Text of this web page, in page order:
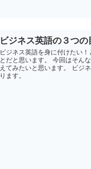
ビジネス英語の３つの
ビジネス英語を身に付けたい
とだと思います。 今回はそん
えてみたいと思います。 ビジ
ります。